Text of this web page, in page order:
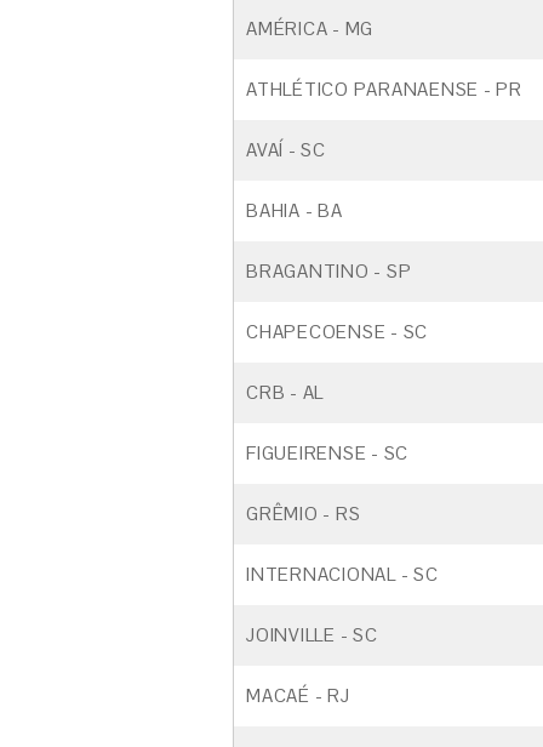
AMÉRICA - MG
ATHLÉTICO PARANAENSE - PR
AVAÍ - SC
BAHIA - BA
BRAGANTINO - SP
CHAPECOENSE - SC
CRB - AL
FIGUEIRENSE - SC
GRÊMIO - RS
INTERNACIONAL - SC
JOINVILLE - SC
MACAÉ - RJ